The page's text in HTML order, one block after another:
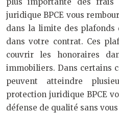
juridique BPCE vous
dans la limite des plafonds
dans votre contrat. Ces
couvrir les honoraires
immobiliers. Dans certains
peuvent atteindre
protection juridique BPCE
défense de qualité sans